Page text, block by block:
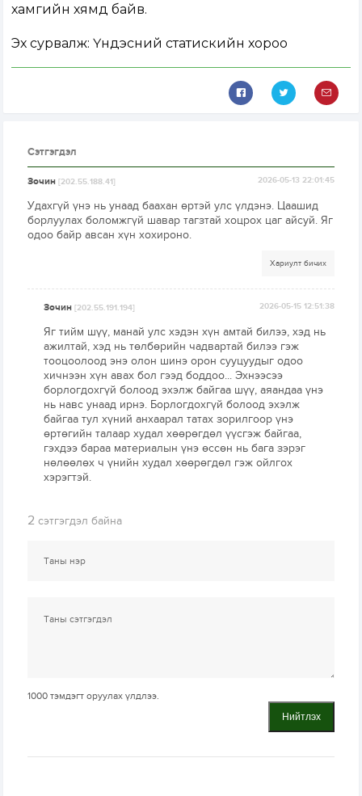
хамгийн хямд байв.
Эх сурвалж: Үндэсний статискийн хороо
Сэтгэгдэл
Зочин[202.55.188.41] 2026-05-13 22:01:45
Удахгүй үнэ нь унаад баахан өртэй улс үлдэнэ. Цаашид
борлуулах боломжгүй шавар тагзтай хоцрох цаг айсуй. Яг
одоо байр авсан хүн хохироно.
Хариулт бичих
Зочин[202.55.191.194] 2026-05-15 12:51:38
Яг тийм шүү, манай улс хэдэн хүн амтай билээ, хэд нь
ажилтай, хэд нь төлбөрийн чадвартай билээ гэж
тооцоолоод энэ олон шинэ орон сууцуудыг одоо
хичнээн хүн авах бол гээд боддоо... Эхнээсээ
борлогдохгүй болоод эхэлж байгаа шүү, аяандаа үнэ
нь навс унаад ирнэ. Борлогдохгүй болоод эхэлж
байгаа тул хүний анхаарал татах зорилгоор үнэ
өртөгийн талаар худал хөөрөгдөл үүсгэж байгаа,
гэхдээ бараа материалын үнэ өссөн нь бага зэрэг
нөлөөлөх ч үнийн худал хөөрөгдөл гэж ойлгох
хэрэгтэй.
2 сэтгэгдэл байна
1000 тэмдэгт оруулах үлдлээ.
Нийтлэх